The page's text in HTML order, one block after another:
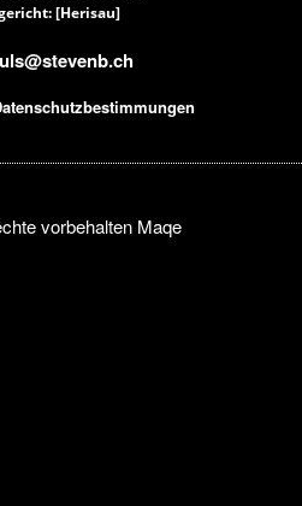
[Herisau]
vorbehalten Maqe